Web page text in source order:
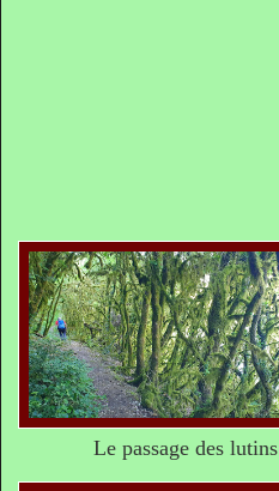
Le passage des lutins